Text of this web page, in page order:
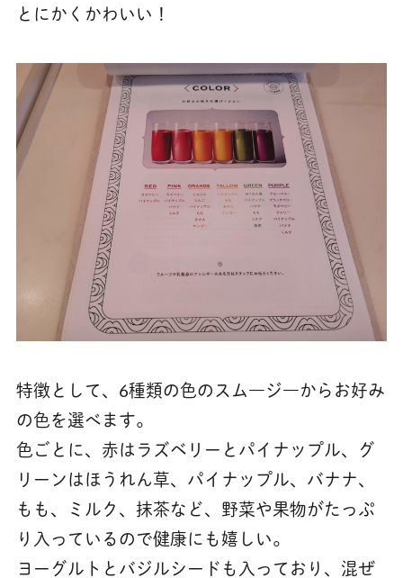
とにかくかわいい！
特徴として、6種類の色のスム―ジ―からお好み
の色を選べます。
色ごとに、赤はラズベリーとパイナップル、グ
リーンはほうれん草、パイナップル、バナナ、
もも、ミルク、抹茶など、野菜や果物がたっぷ
り入っているので健康にも嬉しい。
ヨーグルトとバジルシードも入っており、混ぜ